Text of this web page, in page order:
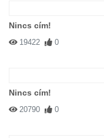
Nincs cím!
19422 0
Nincs cím!
20790 0